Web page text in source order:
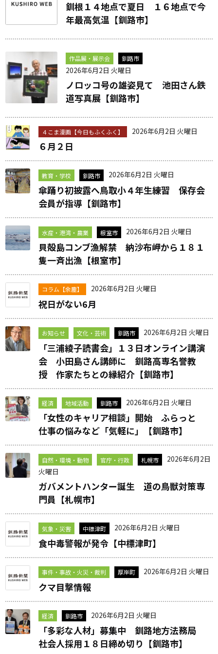
釧根１４地点で夏日 １６地点で今
年最高気温【釧路市】
作品展・展示会 釧路市
2026年6月2日 火曜日
ノロッコ号の雄姿見て 池田さん鉄
道写真展【釧路市】
４こま漫画【今日もふくふく】 2026年6月2日 火曜日
６月２日
教育・学校 釧路市 2026年6月2日 火曜日
傘踊り初披露へ鳥取小４年生練習 保存会
会員が指導【釧路市】
水産・港湾・農業 根室市 2026年6月2日 火曜日
貝殻島コンブ漁解禁 納沙布岬から１８１
隻一斉出漁【根室市】
コラム【余塵】 2026年6月2日 火曜日
祝日がない6月
お知らせ 文化・芸術 釧路市 2026年6月2日 火曜日
「三浦綾子読書会」１３日オンライン講演
会 小田島さん講師に 釧路高専名誉教
授 作家たちとの縁紹介【釧路市】
経済 地域活動 釧路市 2026年6月2日 火曜日
「女性のキャリア相談」開始 ふらっと
仕事の悩みなど「気軽に」【釧路市】
自然・環境・動物 官庁・行政 札幌市
2026年6月2日
火曜日
ガバメントハンター誕生 道の鳥獣対策専
門員【札幌市】
気象・災害 中標津町 2026年6月2日 火曜日
食中毒警報が発令【中標津町】
事件・事故・火災・裁判 厚岸町 2026年6月2日 火曜日
クマ目撃情報
経済 釧路市 2026年6月2日 火曜日
「多彩な人材」募集中 釧路地方法務局
社会人採用１８日締め切り【釧路市】